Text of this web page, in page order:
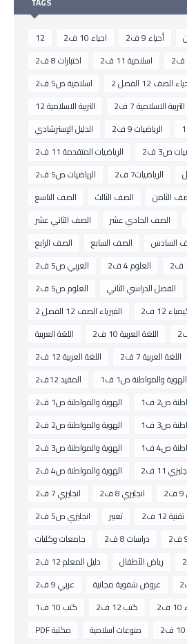
12 احياء 10 ف2 أحياء 9 ف2
اختبارات 8 ف2
اسلامية 11 ف2
اسلامية ص5 ف2
الصف 12 الفصل 2
التربية الاسلامية 12
التربية الاسلامية 7 ف2
الدليل الإسترشادي
الرياضيات 9 ف2
الرياضيات المتقدمة 11 ف2
ص3 ف2
الرياضيات ص5 ف2
الرياضيات7 ف2
الصف التاسع
الصف الثالث الثامن
الصف الثاني عشر
الصف الحادي عشر
الصف الرابع
الصف السابع السادس
العربي ص5 ف2
العلوم 4 ف2
العلوم ص5 ف2
الفصل الدراسي الثاني
الفيزياء الصف 12 الفصل 2
12 ف2
اللغة العربية
اللغة العربية 10 ف2
اللغة العربية 12 ف2
اللغة العربية 7 ف2
المفيد 12ف2
الهوية والمواطنة ص1 ف1
الهوية والمواطنة ص1 ف2
ص2 ف1
الهوية والمواطنة ص2 ف2
ص3 ف1
الهوية والمواطنة ص3 ف2
ص4 ف1
الهوية والمواطنة ص4 ف2
11 ف2
انجليزي 7 ف2
انجليزي 8 ف2
انجليزي ص5 ف2
تعبير تقنية 12 ف2
جامعات وكليات
دراسات 8 ف2
دليل المعلم 12 ف2
رياض الأطفال
عربي 9 ف2
عروض شفوية مجانية
كتب 10 ف1
كتب 12 ف2
مكتبة PDF
منوعات اسلامية